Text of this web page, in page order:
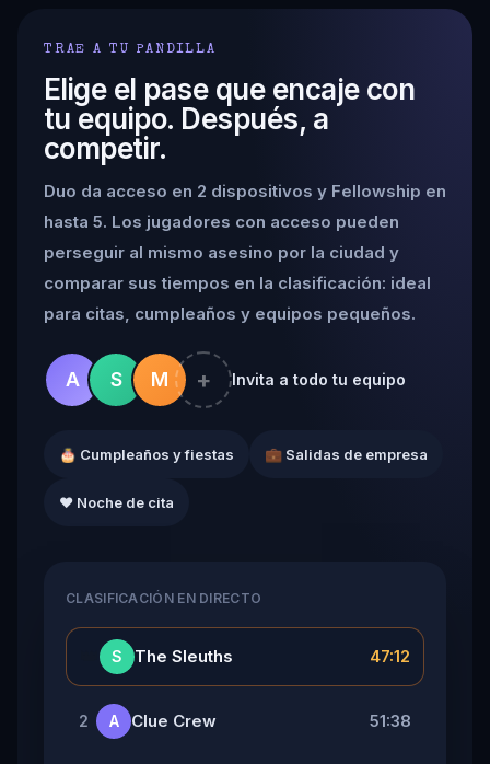
TRAE A TU PANDILLA
Elige el pase que encaje con
tu equipo. Después, a
competir.
Duo da acceso en 2 dispositivos y Fellowship en
hasta 5. Los jugadores con acceso pueden
perseguir al mismo asesino por la ciudad y
comparar sus tiempos en la clasificación: ideal
para citas, cumpleaños y equipos pequeños.
A S M + Invita a todo tu equipo
🎂 Cumpleaños y fiestas 💼 Salidas de empresa
❤️ Noche de cita
CLASIFICACIÓN EN DIRECTO
S The Sleuths 47:12
2 A Clue Crew 51:38